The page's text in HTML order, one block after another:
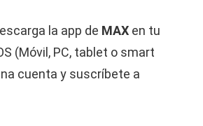
la app de MAX en tu
(Móvil, PC, tablet o smart
cuenta y suscríbete a